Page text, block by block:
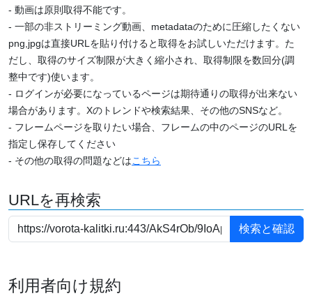
- 動画は原則取得不能です。
- 一部の非ストリーミング動画、metadataのために圧縮したくない
png,jpgは直接URLを貼り付けると取得をお試しいただけます。た
だし、取得のサイズ制限が大きく縮小され、取得制限を数回分(調
整中です)使います。
- ログインが必要になっているページは期待通りの取得が出来ない
場合があります。Xのトレンドや検索結果、その他のSNSなど。
- フレームページを取りたい場合、フレームの中のページのURLを
指定し保存してください
- その他の取得の問題などはこちら
URLを再検索
利用者向け規約